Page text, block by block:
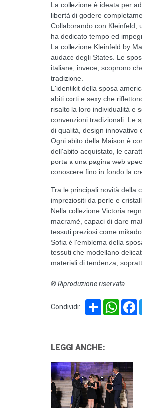
La collezione è ideata per
libertà di godere
Collaborando con Kleinfeld,
ha dedicato tempo ed
La collezione Kleinfeld by
audace degli States. Le
italiane, invece, scoprono
tradizione.
L'identikit della sposa
abiti corti e sexy che
risalto la loro individualità e
convenzioni tradizionali. Le
di qualità, design innovativo
Ogni abito della Maison è
dell'abito acquistato, le
porta a una pagina web
conoscere fino in fondo la
Tra le principali novità della
impreziositi da perle e
Nella collezione Victoria
macramè, capaci di dare
tessuti preziosi come mikado
Sofia è l'emblema della
tessuti che modellano
materiali di tendenza,
® Riproduzione riservata
Condividi: Share
LEGGI ANCHE: